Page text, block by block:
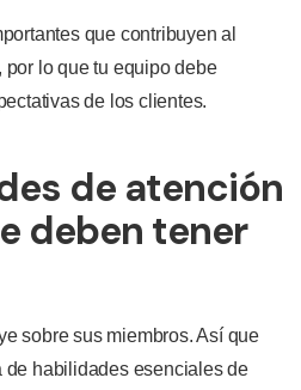
que contribuyen al
lo que tu equipo debe
de los clientes.
de atención
deben tener
sobre sus miembros. Así que
de habilidades esenciales de